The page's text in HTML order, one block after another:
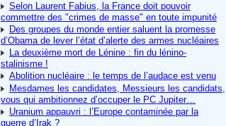
Selon Laurent Fabius, la France doit pouvoir
commettre des "crimes de masse" en toute impunité
Des groupes du monde entier saluent la promesse
d’Obama de lever l’état d’alerte des armes nucléaires
La deuxième mort de Lénine : fin du lénino-
stalinisme !
Abolition nucléaire : le temps de l’audace est venu
Mesdames les candidates, Messieurs les candidats,
vous qui ambitionnez d’occuper le PC Jupiter…
Uranium appauvri : l’Europe contaminée par la
guerre d’Irak ?